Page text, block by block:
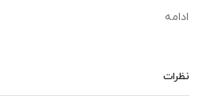
ادامه
نظرات